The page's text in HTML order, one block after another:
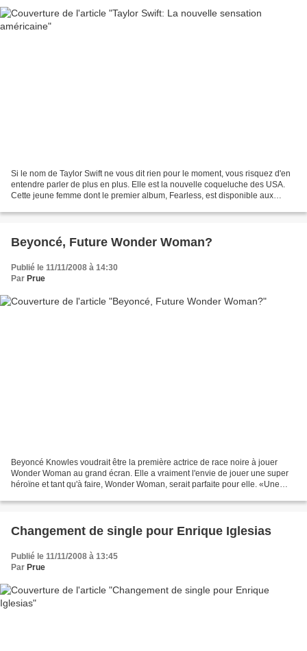
Si le nom de Taylor Swift ne vous dit rien pour le moment, vous risquez d'en
entendre parler de plus en plus. Elle est la nouvelle coqueluche des USA.
Cette jeune femme dont le premier album, Fearless, est disponible aux
Beyoncé, Future Wonder Woman?
Publié le 11/11/2008 à 14:30
Par Prue
Beyoncé Knowles voudrait être la première actrice de race noire à jouer
Wonder Woman au grand écran. Elle a vraiment l'envie de jouer une super
héroïne et tant qu'à faire, Wonder Woman, serait parfaite pour elle. «Une
Changement de single pour Enrique Iglesias
Publié le 11/11/2008 à 13:45
Par Prue